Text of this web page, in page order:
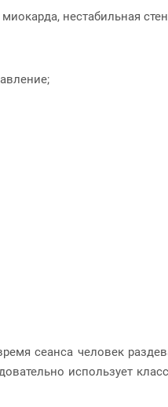
нестабильная
сеанса человек
использует